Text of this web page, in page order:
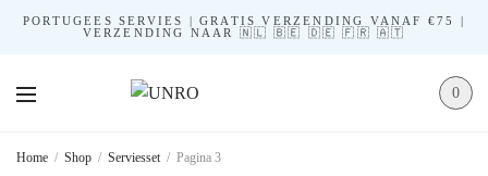
PORTUGEES SERVIES | GRATIS VERZENDING VANAF €75 |
VERZENDING NAAR 🇳🇱 🇧🇪 🇩🇪 🇫🇷 🇦🇹
0
Home / Shop / Serviesset / Pagina 3